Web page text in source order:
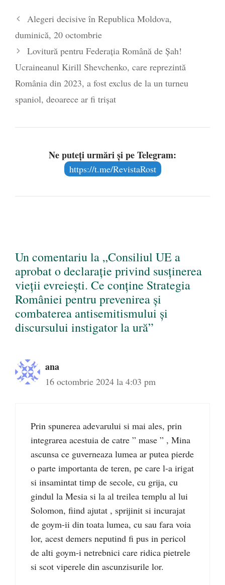
poetului Octavian Goga, înlăturat din Iași
- 16 aprilie 2026
Alegeri decisive în Republica Moldova,
duminică, 20 octombrie
Lovitură pentru Federația Română de Șah!
Ucraineanul Kirill Shevchenko, care reprezintă
România din 2023, a fost exclus de la un turneu
spaniol, deoarece ar fi trișat
Ne puteți urmări și pe Telegram:
https://t.me/RevistaRost
Un comentariu la „Consiliul UE a
aprobat o declarație privind susținerea
vieții evreiești. Ce conține Strategia
României pentru prevenirea și
combaterea antisemitismului și
discursului instigator la ură”
ana
16 octombrie 2024 la 4:03 pm
Prin spunerea adevarului si mai ales, prin
integrarea acestuia de catre ” mase ” , Mina
ascunsa ce guverneaza lumea ar putea pierde
o parte importanta de teren, pe care l-a irigat
si insamintat timp de secole, cu grija, cu
gindul la Mesia si la al treilea templu al lui
Solomon, fiind ajutat , sprijinit si incurajat
de goym-ii din toata lumea, cu sau fara voia
lor, acest demers neputind fi pus in pericol
de alti goym-i netrebnici care ridica pietrele
si scot viperele din ascunzisurile lor.